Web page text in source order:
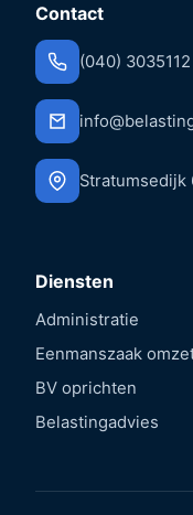
Contact
(040) 3035112
Stratumsedijk
Diensten
Administratie
Eenmanszaak
BV oprichten
Belastingadvies